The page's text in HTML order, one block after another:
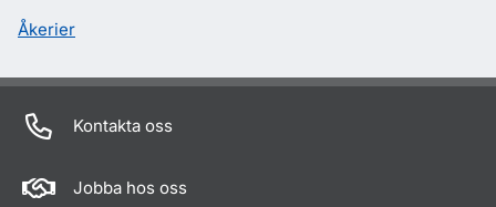
Åkerier
Kontakta oss
Jobba hos oss